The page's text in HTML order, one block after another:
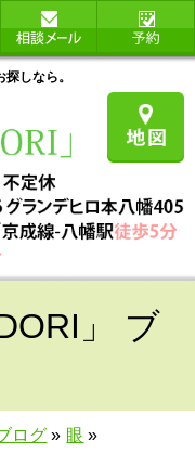
しなら。
」 ブ
ログ » 眼 »